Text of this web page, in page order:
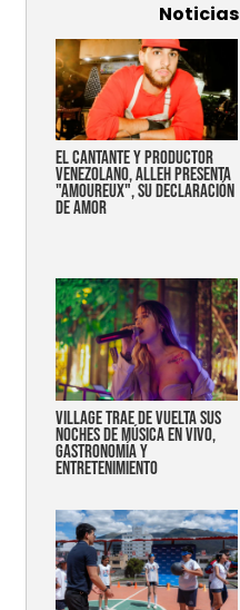
Noticias
EL CANTANTE Y PRODUCTOR
VENEZOLANO, ALLEH PRESENTA
"AMOUREUX", SU DECLARACIÓN
DE AMOR
Village trae de vuelta sus
noches de música en vivo,
gastronomía y
entretenimiento